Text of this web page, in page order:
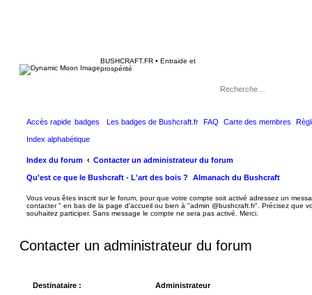
BUSHCRAFT.FR • Entraide et
prospérité
Accès rapide badges Les badges de Bushcraft.fr FAQ Carte des membres
Index alphabétique
Index du forum Contacter un administrateur du forum
Qu'est ce que le Bushcraft - L'art des bois ? Almanach du Bushcraft
Vous vous êtes inscrit sur le forum, pour que votre compte soit activé adressez un
contacter " en bas de la page d'accueil ou bien à "admin @bushcraft.fr". Précisez que
souhaitez participer. Sans message le compte ne sera pas activé. Merci.
Contacter un administrateur du forum
Destinataire : Administrateur